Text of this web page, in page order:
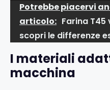
Potrebbe piacervi
articolo: Farina T45
scopri le differenze
I materiali
macchina